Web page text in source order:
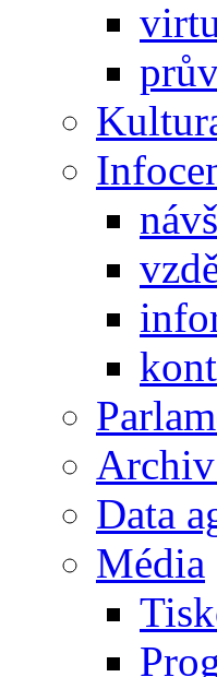
Data
Média